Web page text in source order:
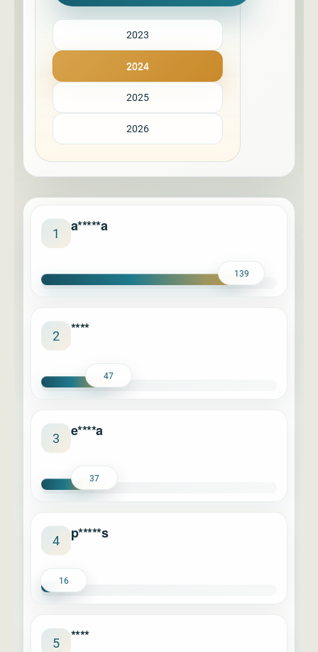
2023
2024
2025
2026
1 a*****a
139
2 ****
47
3 e****a
37
4 p*****s
16
5 ****